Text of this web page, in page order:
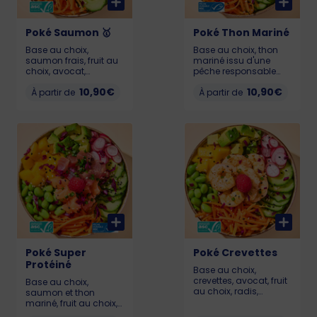
Poké Saumon 🥇
Base au choix,
saumon frais, fruit au
choix, avocat,
radis, concombre,
framboise. Pour que
votre poké reste frais et
savoureux, il doit être
consommé dans
l’heure suivant l’achat.
(Saumon certifié ASC)
LIL : 409 kcal / MEDIUM :
624 kcal / BIG : 889
kcal Allergènes :
poisson, gluten, soja,
sésame et sulfites
À partir de 10,90€
Poké Thon Mariné
Base au choix, thon
mariné issu d'une
pêche responsable
ressources, fruit au
avocat, edamame,
chou rouge, graines
de sésame et
framboise. Pour que
votre poké reste frais et
savoureux, il doit être
consommé dans
l’heure suivant l’achat.
(Thon labellisé MSC)
LIL: 372 kcal / MEDIUM :
536 kcal / BIG : 781
kcal Allergènes :
poisson, gluten,
sulfites
À partir de 10,90€
Poké Super
Protéiné
Base au choix,
saumon et thon
mariné, fruit au choix,
Poké Crevettes
Base au choix,
crevettes, avocat, fruit
au choix, radis,